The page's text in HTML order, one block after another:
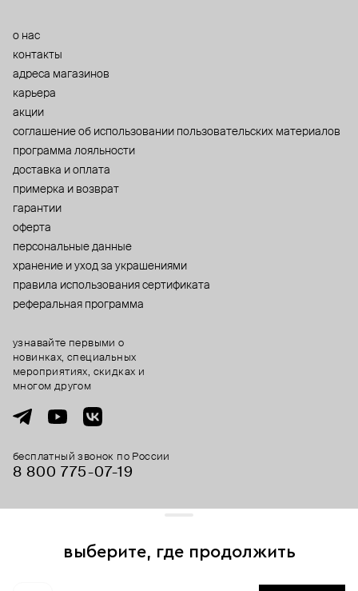
о нас
контакты
адреса магазинов
карьера
акции
cоглашение об использовании пользовательских материалов
программа лояльности
доставка и оплата
примерка и возврат
гарантии
оферта
персональные данные
хранение и уход за украшениями
правила использования сертификата
реферальная программа
бесплатный звонок по России
8 800 775⁠-07⁠-19
узнавайте первыми о
новинках, специальных
мероприятиях, скидках и
многом другом
выберите, где продолжить